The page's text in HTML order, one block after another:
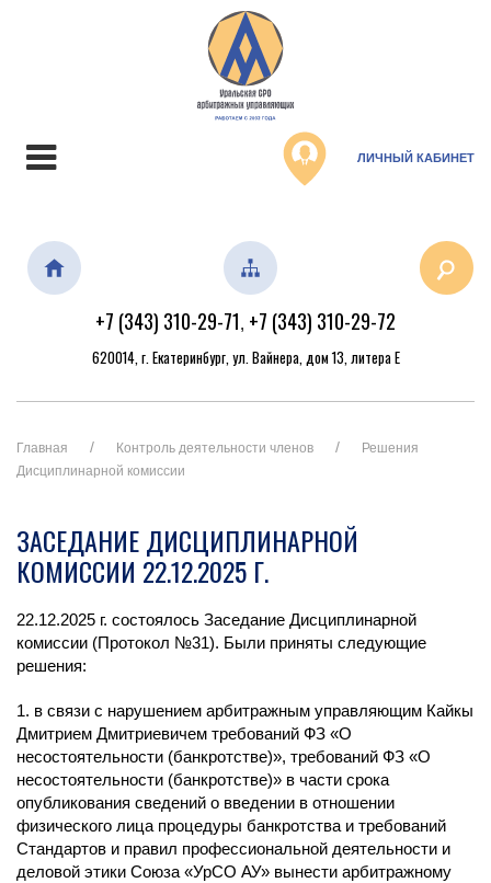
ЛИЧНЫЙ КАБИНЕТ
+7 (343) 310-29-71, +7 (343) 310-29-72
620014, г. Екатеринбург, ул. Вайнера, дом 13, литера Е
Главная Контроль деятельности членов
Решения
Дисциплинарной комиссии
ЗАСЕДАНИЕ ДИСЦИПЛИНАРНОЙ
КОМИССИИ 22.12.2025 Г.
22.12.2025 г. состоялось Заседание Дисциплинарной
комиссии (Протокол №31). Были приняты следующие
решения:
1. в связи с нарушением арбитражным управляющим Кайкы
Дмитрием Дмитриевичем требований ФЗ «О
несостоятельности (банкротстве)», требований ФЗ «О
несостоятельности (банкротстве)» в части срока
опубликования сведений о введении в отношении
физического лица процедуры банкротства и требований
Стандартов и правил профессиональной деятельности и
деловой этики Союза «УрСО АУ» вынести арбитражному